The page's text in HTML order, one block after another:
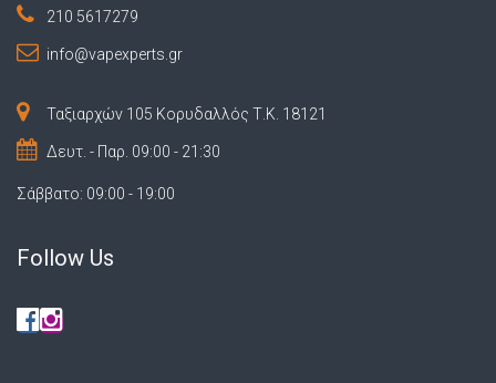
210 5617279
info@vapexperts.gr
Ταξιαρχών 105 Κορυδαλλός Τ.Κ. 18121
Δευτ. - Παρ. 09:00 - 21:30
Σάββατο: 09:00 - 19:00
Follow Us